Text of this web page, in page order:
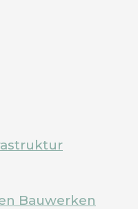
Bauwerken